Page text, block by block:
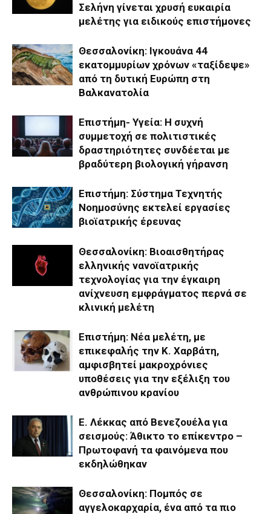
Σελήνη γίνεται χρυσή ευκαιρία
μελέτης για ειδικούς επιστήμονες
Θεσσαλονίκη: Ιγκουάνα 44
εκατομμυρίων χρόνων «ταξίδεψε»
από τη δυτική Ευρώπη στη
Βαλκανατολία
Επιστήμη- Υγεία: Η συχνή
συμμετοχή σε πολιτιστικές
δραστηριότητες συνδέεται με
βραδύτερη βιολογική γήρανση
Επιστήμη: Σύστημα Τεχνητής
Νοημοσύνης εκτελεί εργασίες
βιοϊατρικής έρευνας
Θεσσαλονίκη: Βιοαισθητήρας
ελληνικής νανοϊατρικής
τεχνολογίας για την έγκαιρη
ανίχνευση εμφράγματος περνά σε
κλινική μελέτη
Επιστήμη: Νέα μελέτη, με
επικεφαλής την Κ. Χαρβάτη,
αμφισβητεί μακροχρόνιες
υποθέσεις για την εξέλιξη του
ανθρώπινου κρανίου
Ε. Λέκκας από Βενεζουέλα για
σεισμούς: Άθικτο το επίκεντρο –
Πρωτοφανή τα φαινόμενα που
εκδηλώθηκαν
Θεσσαλονίκη: Πομπός σε
αγγελοκαρχαρία, ένα από τα πιο